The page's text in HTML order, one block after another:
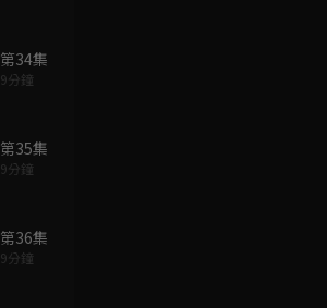
第34集
9分鐘
第35集
9分鐘
第36集
9分鐘